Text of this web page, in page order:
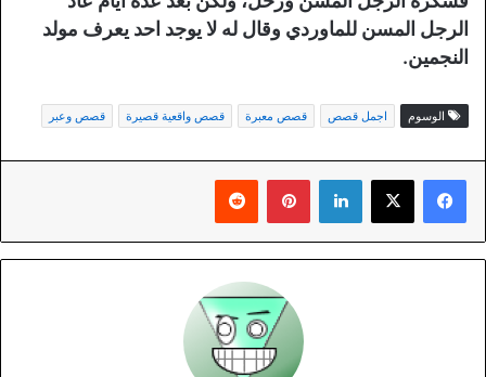
الرجل المسن للماوردي وقال له لا يوجد احد يعرف مولد
النجمين.
الوسوم اجمل قصص قصص معبرة قصص واقعية قصيرة قصص وعبر
لينكدإن بينتيريست